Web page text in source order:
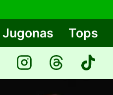
Tops